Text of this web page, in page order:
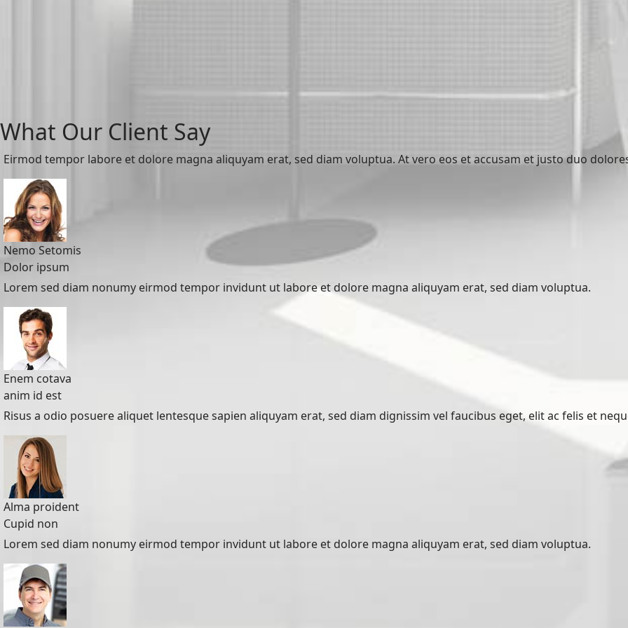
What Our Client Say
Eirmod tempor labore et dolore magna aliquyam erat, sed diam voluptua. At vero eos et accusam et justo duo
Nemo Setomis
Dolor ipsum
Lorem sed diam nonumy eirmod tempor invidunt ut labore et dolore magna aliquyam erat, sed diam voluptua.
Enem cotava
anim id est
Risus a odio posuere aliquet lentesque sapien aliquyam erat, sed diam dignissim vel faucibus eget, elit ac felis et
Alma proident
Cupid non
Lorem sed diam nonumy eirmod tempor invidunt ut labore et dolore magna aliquyam erat, sed diam voluptua.